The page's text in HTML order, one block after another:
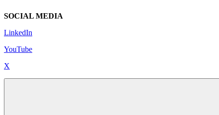
SOCIAL MEDIA
LinkedIn
YouTube
X